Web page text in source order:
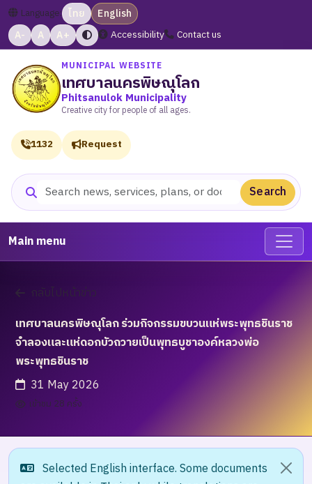
Language: ไทย
English
A-
A A+ Accessibility Contact us
MUNICIPAL WEBSITE
เทศบาลนครพิษณุโลก
Phitsanulok Municipality
Creative city for people of all ages.
Search website Search
1132 Request
Main menu
กลับไปหน้าข่าว
เทศบาลนครพิษณุโลก ร่วมกิจกรรมขบวนแห่พระพุทธชินราช
จำลองและแห่ดอกบัวถวายเป็นพุทธบูชาองค์หลวงพ่อ
พระพุทธชินราช
31 May 2026
เข้าชม 28 ครั้ง
Selected English interface. Some documents